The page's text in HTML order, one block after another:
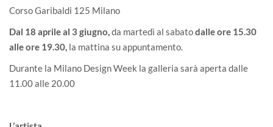
Corso Garibaldi 125 Milano
Dal 18 aprile al 3 giugno,da martedì al sabatodalle ore 15.30
alle ore 19.30, la mattina su appuntamento.
Durante la Milano Design Week la galleria sarà aperta dalle
11.00 alle 20.00